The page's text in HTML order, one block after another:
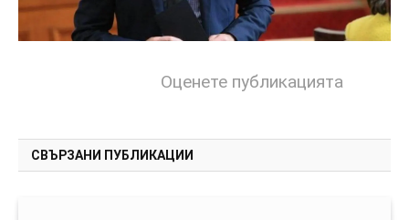
Оценете публикацията
СВЪРЗАНИ ПУБЛИКАЦИИ